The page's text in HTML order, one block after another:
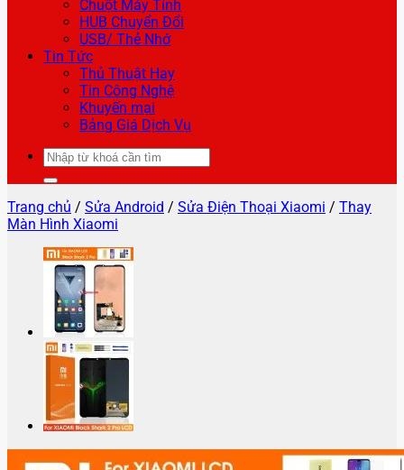
Chuột Máy Tính
HUB Chuyển Đổi
USB/ Thẻ Nhớ
Tin Tức
Thủ Thuật Hay
Tin Công Nghệ
Khuyến mại
Bảng Giá Dịch Vụ
Tìm
kiếm:
Trang chủ / Sửa Android / Sửa Điện Thoại Xiaomi / Thay
Màn Hình Xiaomi